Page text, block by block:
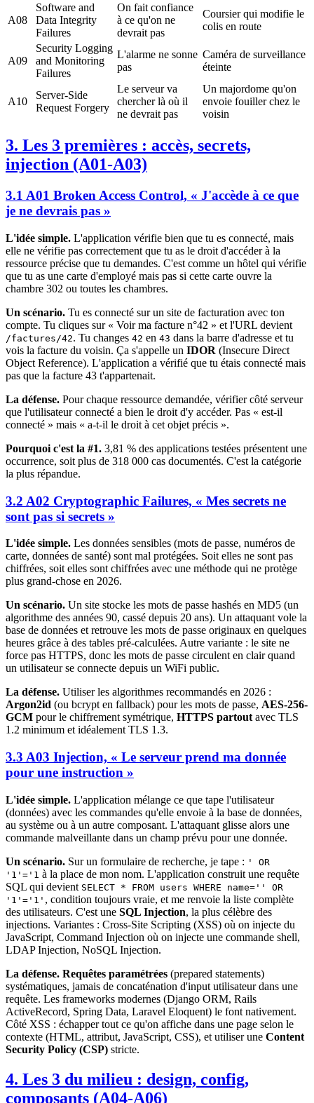
A08
Software and
Data Integrity
Failures
On fait confiance
à ce qu'on ne
devrait pas
Coursier qui modifie le
colis en route
A09
Security Logging
and Monitoring
Failures
L'alarme ne sonne
pas
Caméra de surveillance
éteinte
A10
Server-Side
Request Forgery
Le serveur va
chercher là où il
ne devrait pas
Un majordome qu'on
envoie fouiller chez le
voisin
3. Les 3 premières : accès, secrets,
injection (A01-A03)
3.1 A01 Broken Access Control, « J'accède à ce que
je ne devrais pas »
L'idée simple. L'application vérifie bien que tu es connecté, mais
elle ne vérifie pas correctement que tu as le droit d'accéder à la
ressource précise que tu demandes. C'est comme un hôtel qui vérifie
que tu as une carte d'employé mais pas si cette carte ouvre la
chambre 302 ou toutes les chambres.
Un scénario. Tu es connecté sur un site de facturation avec ton
compte. Tu cliques sur « Voir ma facture n°42 » et l'URL devient
/factures/42. Tu changes 42 en 43 dans la barre d'adresse et tu
vois la facture du voisin. Ça s'appelle un IDOR (Insecure Direct
Object Reference). L'application a vérifié que tu étais connecté mais
pas que la facture 43 t'appartenait.
La défense. Pour chaque ressource demandée, vérifier côté serveur
que l'utilisateur connecté a bien le droit d'y accéder. Pas « est-il
connecté » mais « a-t-il le droit à cet objet précis ».
Pourquoi c'est la #1. 3,81 % des applications testées présentent une
occurrence, soit plus de 318 000 cas documentés. C'est la catégorie
la plus répandue.
3.2 A02 Cryptographic Failures, « Mes secrets ne
sont pas si secrets »
L'idée simple. Les données sensibles (mots de passe, numéros de
carte, données de santé) sont mal protégées. Soit elles ne sont pas
chiffrées, soit elles sont chiffrées avec une méthode qui ne protège
plus grand-chose en 2026.
Un scénario. Un site stocke les mots de passe hashés en MD5 (un
algorithme des années 90, cassé depuis 20 ans). Un attaquant vole la
base de données et retrouve les mots de passe originaux en quelques
heures grâce à des tables pré-calculées. Autre variante : le site ne
force pas HTTPS, donc les mots de passe circulent en clair quand
un utilisateur se connecte depuis un WiFi public.
La défense. Utiliser les algorithmes recommandés en 2026 :
Argon2id (ou bcrypt en fallback) pour les mots de passe, AES-256-
GCM pour le chiffrement symétrique, HTTPS partoutavec TLS
1.2 minimum et idéalement TLS 1.3.
3.3 A03 Injection, « Le serveur prend ma donnée
pour une instruction »
L'idée simple. L'application mélange ce que tape l'utilisateur
(données) avec les commandes qu'elle envoie à la base de données,
au système ou à un autre composant. L'attaquant glisse alors une
commande malveillante dans un champ prévu pour une donnée.
Un scénario. Sur un formulaire de recherche, je tape : ' OR
'1'='1 à la place de mon nom. L'application construit une requête
SQL qui devient SELECT * FROM users WHERE name='' OR
'1'='1' , condition toujours vraie, et me renvoie la liste complète
des utilisateurs. C'est une SQL Injection, la plus célèbre des
injections. Variantes : Cross-Site Scripting (XSS) où on injecte du
JavaScript, Command Injection où on injecte une commande shell,
LDAP Injection, NoSQL Injection.
La défense. Requêtes paramétrées (prepared statements)
systématiques, jamais de concaténation d'input utilisateur dans une
requête. Les frameworks modernes (Django ORM, Rails
ActiveRecord, Spring Data, Laravel Eloquent) le font nativement.
Côté XSS : échapper tout ce qu'on affiche dans une page selon le
contexte (HTML, attribut, JavaScript, CSS), et utiliser une Content
Security Policy (CSP) stricte.
4. Les 3 du milieu : design, config,
composants (A04-A06)